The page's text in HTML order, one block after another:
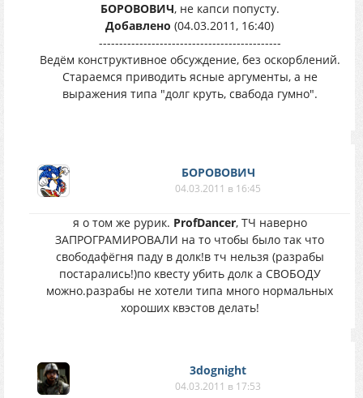
БОРОВОВИЧ, не капси попусту.
Добавлено (04.03.2011, 16:40)
---------------------------------------------
Ведём конструктивное обсуждение, без оскорблений.
Стараемся приводить ясные аргументы, а не
выражения типа "долг круть, свабода гумно".
БОРОВОВИЧ
04.03.2011 в 16:45
я о том же рурик. ProfDancer, ТЧ наверно
ЗАПРОГРАМИРОВАЛИ на то чтобы было так что
свободафёгня паду в долк!в тч нельзя (разрабы
постарались!)по квесту убить долк а СВОБОДУ
можно.разрабы не хотели типа много нормальных
хороших квэстов делать!
3dognight
04.03.2011 в 17:53